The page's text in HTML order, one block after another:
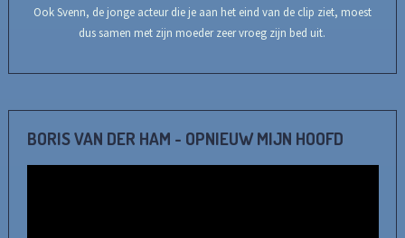
Ook Svenn, de jonge acteur die je aan het eind van de clip ziet, moest
dus samen met zijn moeder zeer vroeg zijn bed uit.
BORIS VAN DER HAM - OPNIEUW MIJN HOOFD